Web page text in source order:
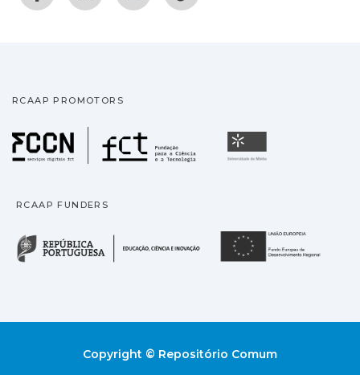
RCAAP PROMOTORS
Fundação para a
RCAAP FUNDERS
República Portuguesa
Copyright © Repositório Comum